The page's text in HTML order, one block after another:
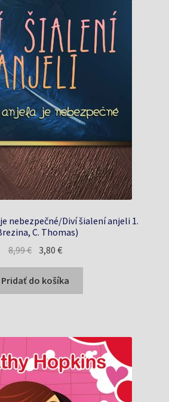
nebezpečné/Diví šialení anjeli 1.
C. Thomas)
8,99€ Pôvodná
cena
bola:
8,99 €.
3,80€Aktuálna
cena
je:
3,80 €.
Pridať do košíka